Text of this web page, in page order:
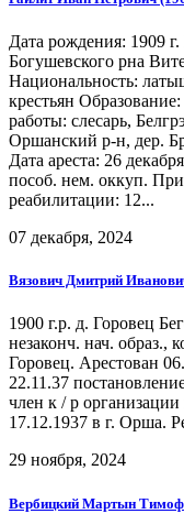
Дата рождения: 1909
Богушевского рна
Национальность:
крестьян
работы: слесарь,
Оршанский р-н, дер.
Дата ареста: 26
пособ. нем. оккуп.
реабилитации: 12...
07 декабря, 2024
Вязович Дмитрий
1900 г.р. д. Горовец
незаконч. нач.
Горовец. Арестован
22.11.37
член к / р
17.12.1937 в г. Орша.
29 ноября, 2024
Вербицкий Мартын